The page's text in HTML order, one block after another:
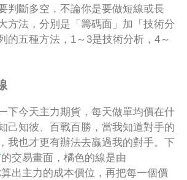
判斷多空，不論你是要做短線或長
方法，分別是「籌碼面」加「技術分
的五種方法，1～3是技術分析，4～
下今天主力期貨，每天做單均價在什
己知彼、百戰百勝，當我知道對手的
我也才更有辦法去贏過我的對手。下
的交易畫面，橘色的線是由
出主力的成本價位，再把每一個價